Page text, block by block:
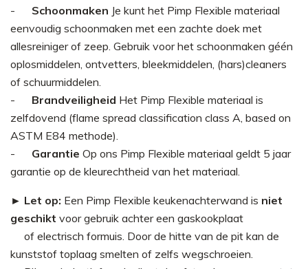
Schoonmaken Je kunt het Pimp Flexible materiaal
eenvoudig schoonmaken met een zachte doek met
allesreiniger of zeep. Gebruik voor het schoonmaken géén
oplosmiddelen, ontvetters, bleekmiddelen, (hars)cleaners
of schuurmiddelen.
Brandveiligheid Het Pimp Flexible materiaal is
zelfdovend (flame spread classification class A, based on
ASTM E84 methode).
Garantie Op ons Pimp Flexible materiaal geldt 5 jaar
garantie op de kleurechtheid van het materiaal.
► Let op: Een Pimp Flexible keukenachterwand is niet
geschikt voor gebruik achter een gaskookplaat
of electrisch formuis. Door de hitte van de pit kan de
kunststof toplaag smelten of zelfs wegschroeien.